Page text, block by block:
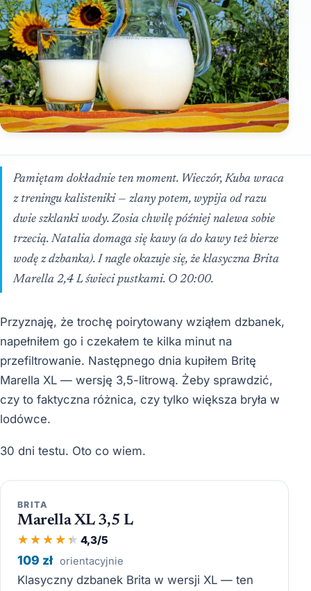
Pamiętam dokładnie ten moment. Wieczór, Kuba wraca
z treningu kalisteniki — zlany potem, wypija od razu
dwie szklanki wody. Zosia chwilę później nalewa sobie
trzecią. Natalia domaga się kawy (a do kawy też bierze
wodę z dzbanka). I nagle okazuje się, że klasyczna Brita
Marella 2,4 L świeci pustkami. O 20:00.
Przyznaję, że trochę poirytowany wziąłem dzbanek,
napełniłem go i czekałem te kilka minut na
przefiltrowanie. Następnego dnia kupiłem Britę
Marella XL — wersję 3,5-litrową. Żeby sprawdzić,
czy to faktyczna różnica, czy tylko większa bryła w
lodówce.
30 dni testu. Oto co wiem.
BRITA
Marella XL 3,5 L
4,3/5
109 zł orientacyjnie
Klasyczny dzbanek Brita w wersji XL — ten